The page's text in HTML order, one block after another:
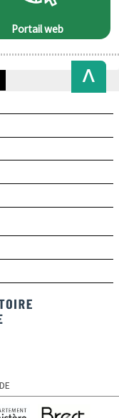
Portail web
de Brest
Brest Métropole
Back
to
Top